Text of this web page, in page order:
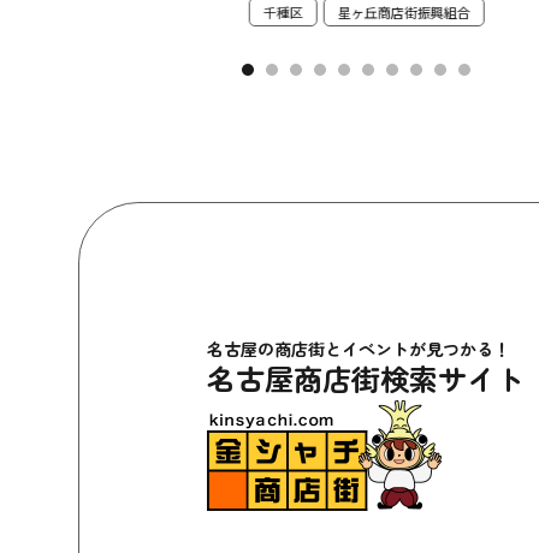
千種区 星ヶ丘商店街振興組合
名古屋の商店街とイベントが見つかる！
名古屋商店街検索サイト